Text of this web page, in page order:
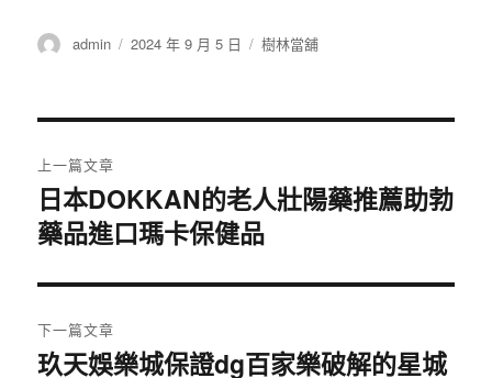
作
admin
發
2024 年 9 月 5 日
分
樹林當舖
章
導
覽
上一篇文章
上
一
文
章:
日本DOKKAN的老人壯陽藥推薦助勃
藥品進口瑪卡保健品
下一篇文章
下
玖天娛樂城保證dg百家樂破解的星城